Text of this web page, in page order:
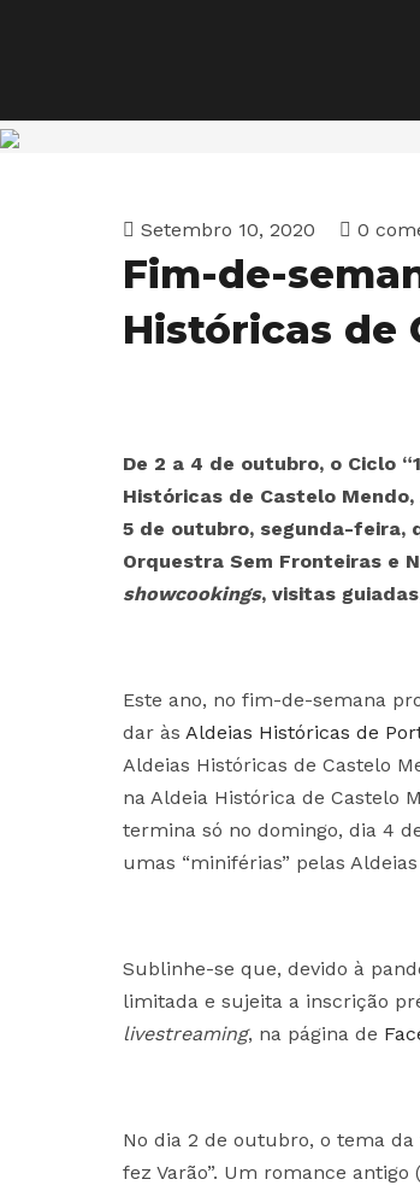
Setembro 10, 2020 0
Fim-de-
Históricas de
De 2 a 4 de outubro, o Ciclo
Históricas de Castelo
5 de outubro, segunda-feira,
Orquestra Sem Fronteiras e
showcookings, visitas
Este ano, no fim-de-semana
dar às Aldeias Históricas de
Aldeias Históricas de Castelo
na Aldeia Histórica de Castelo
termina só no domingo, dia 4
umas “miniférias” pelas
Sublinhe-se que, devido à
limitada e sujeita a inscrição
livestreaming, na página de
No dia 2 de outubro, o tema da
fez Varão”. Um romance